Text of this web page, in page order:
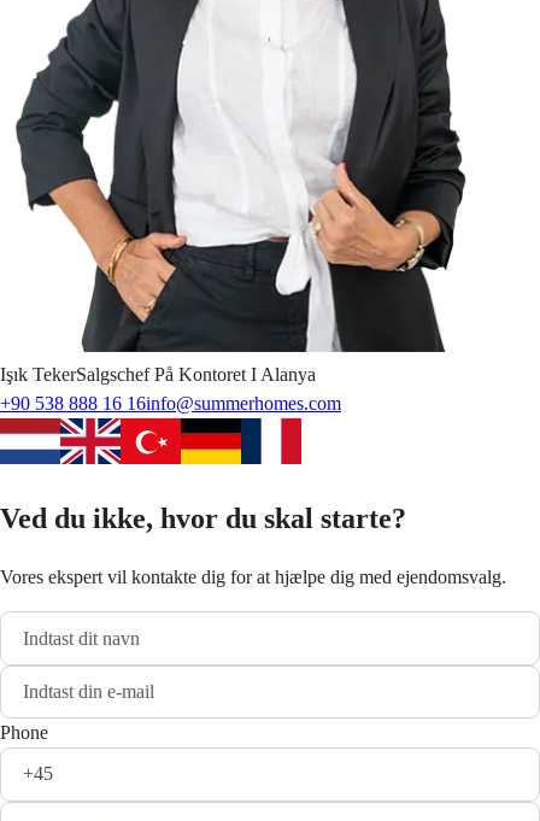
Işık TekerSalgschef På Kontoret I Alanya
+90 538 888 16 16info@summerhomes.com
Ved du ikke, hvor du skal starte?
Vores ekspert vil kontakte dig for at hjælpe dig med ejendomsvalg.
Phone